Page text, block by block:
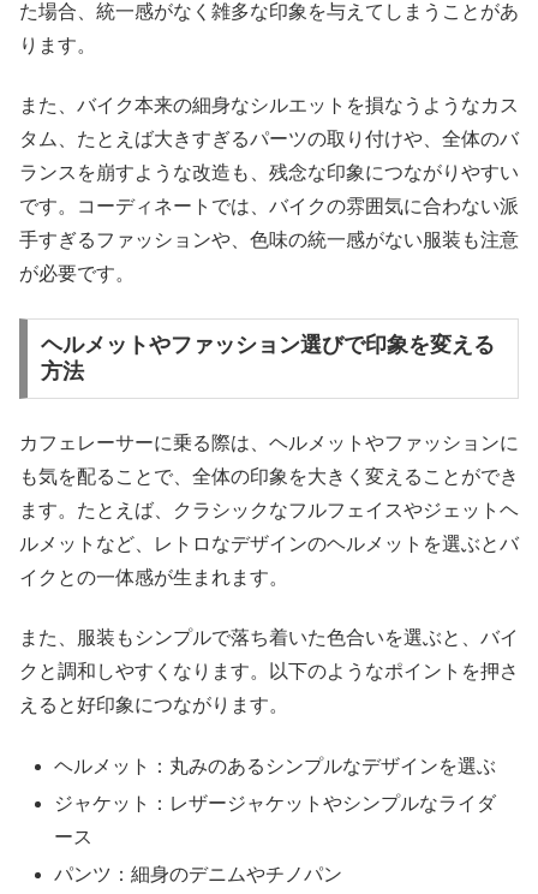
た場合、統一感がなく雑多な印象を与えてしまうことがあ
ります。
また、バイク本来の細身なシルエットを損なうようなカス
タム、たとえば大きすぎるパーツの取り付けや、全体のバ
ランスを崩すような改造も、残念な印象につながりやすい
です。コーディネートでは、バイクの雰囲気に合わない派
手すぎるファッションや、色味の統一感がない服装も注意
が必要です。
ヘルメットやファッション選びで印象を変える
方法
カフェレーサーに乗る際は、ヘルメットやファッションに
も気を配ることで、全体の印象を大きく変えることができ
ます。たとえば、クラシックなフルフェイスやジェットヘ
ルメットなど、レトロなデザインのヘルメットを選ぶとバ
イクとの一体感が生まれます。
また、服装もシンプルで落ち着いた色合いを選ぶと、バイ
クと調和しやすくなります。以下のようなポイントを押さ
えると好印象につながります。
ヘルメット：丸みのあるシンプルなデザインを選ぶ
ジャケット：レザージャケットやシンプルなライダ
ース
パンツ：細身のデニムやチノパン